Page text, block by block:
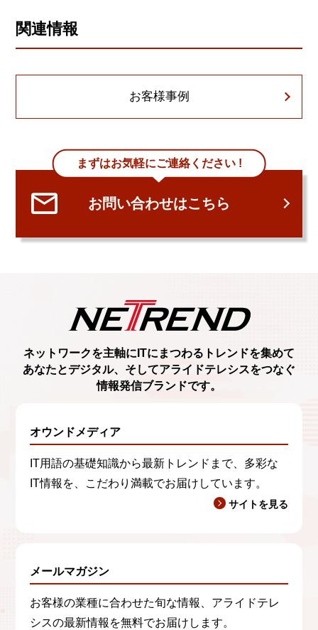
関連情報
お客様事例
まずはお気軽にご連絡ください !
お問い合わせはこちら
ネットワークを主軸に ITにまつわるトレンドを集めて
あなたとデジタル、 そしてアライドテレシスをつなぐ
情報発信ブランドです。
オウンドメディア
IT用語の基礎知識から最新トレンドまで、多彩な
IT情報を、こだわり満載でお届けしています。
サイトを見る
メールマガジン
お客様の業種に合わせた旬な情報、アライドテレ
シスの最新情報を無料でお届けします。